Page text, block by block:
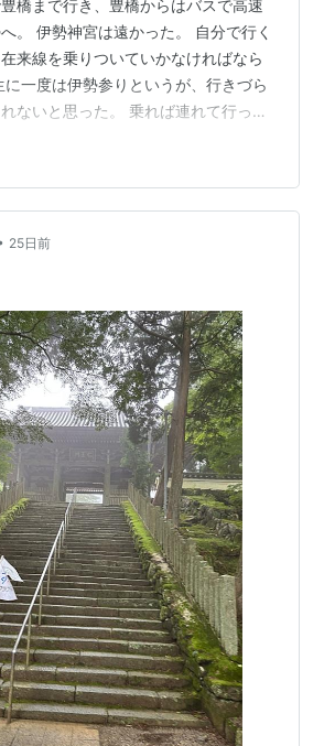
橋まで行き、豊橋からはバスで高速
。 伊勢神宮は遠かった。 自分で行く
来線を乗りついていかなければなら
一度は伊勢参りというが、行きづら
ないと思った。 乗れば連れて行って
25日前